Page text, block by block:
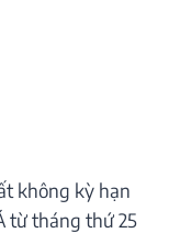
không kỳ hạn
từ tháng thứ 25